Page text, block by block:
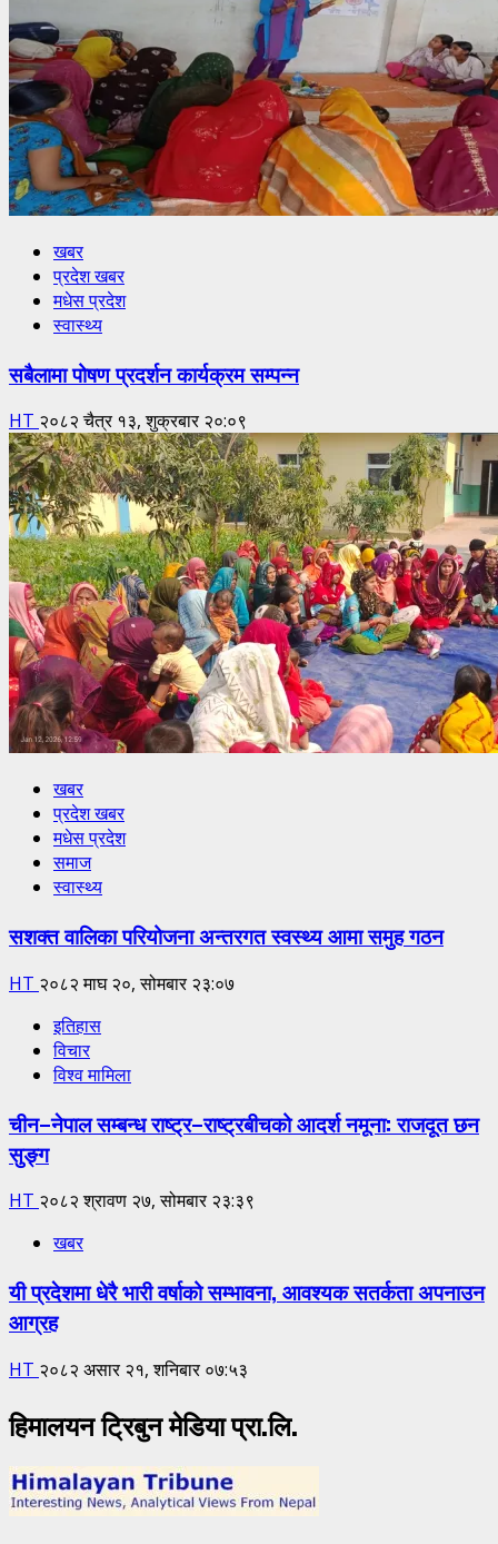
खबर
प्रदेश खबर
मधेस प्रदेश
स्वास्थ्य
सबैलामा पोषण प्रदर्शन कार्यक्रम सम्पन्न
HT २०८२ चैत्र १३, शुक्रबार २०:०९
खबर
प्रदेश खबर
मधेस प्रदेश
समाज
स्वास्थ्य
सशक्त वालिका परियोजना अन्तरगत स्वस्थ्य आमा समुह गठन
HT २०८२ माघ २०, सोमबार २३:०७
इतिहास
विचार
विश्व मामिला
चीन–नेपाल सम्बन्ध राष्ट्र–राष्ट्रबीचको आदर्श नमूना: राजदूत छन
सुङ्ग
HT २०८२ श्रावण २७, सोमबार २३:३९
खबर
यी प्रदेशमा धेरै भारी वर्षाको सम्भावना, आवश्यक सतर्कता अपनाउन
आग्रह
HT २०८२ असार २१, शनिबार ०७:५३
हिमालयन ट्रिबुन मेडिया प्रा.लि.